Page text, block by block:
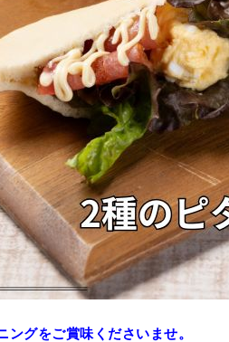
ングをご賞味くださいませ。